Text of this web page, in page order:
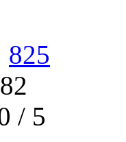
825
/ 5